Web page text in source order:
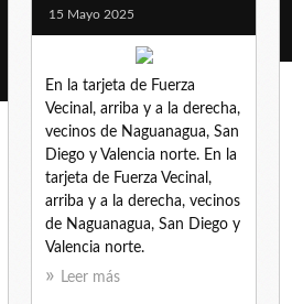
15 Mayo 2025
En la tarjeta de Fuerza
Vecinal, arriba y a la derecha,
vecinos de Naguanagua, San
Diego y Valencia norte. En la
tarjeta de Fuerza Vecinal,
arriba y a la derecha, vecinos
de Naguanagua, San Diego y
Valencia norte.
Leer más